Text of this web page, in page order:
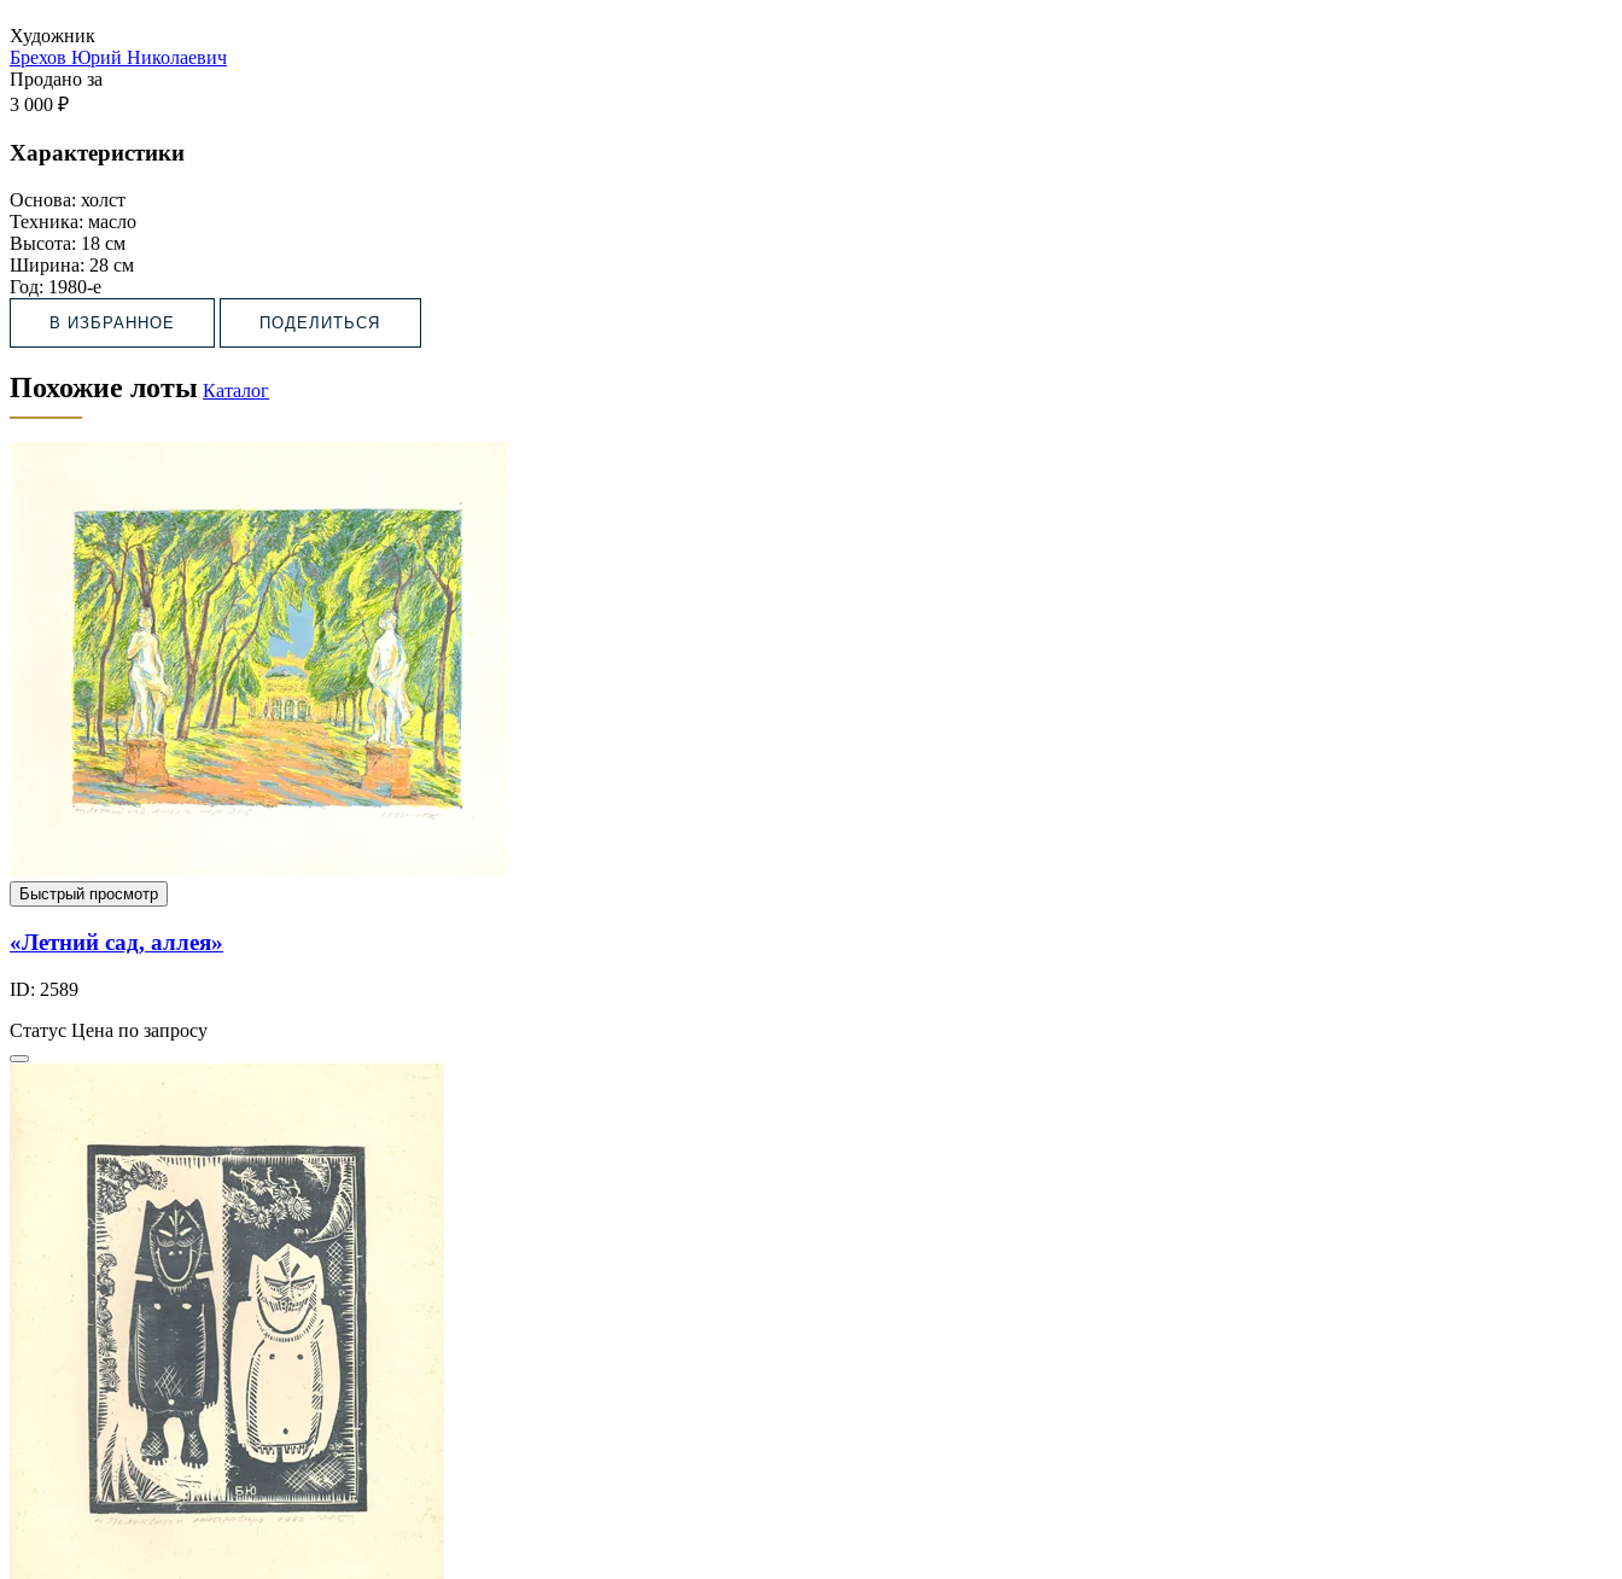
Художник
Брехов Юрий Николаевич
Продано за
3 000 ₽
Характеристики
Основа: холст
Техника: масло
Высота: 18 см
Ширина: 28 см
Год: 1980-е
В ИЗБРАННОЕ ПОДЕЛИТЬСЯ
Похожие лоты Каталог
Быстрый просмотр
«Летний сад, аллея»
ID: 2589
Статус Цена по запросу